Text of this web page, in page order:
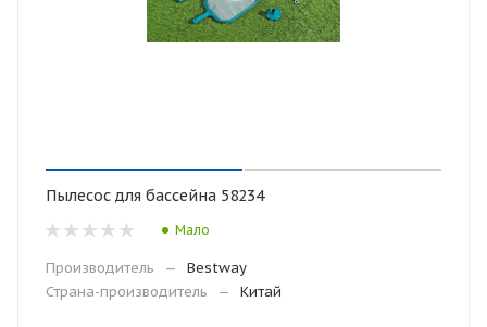
Пылесос для бассейна 58234
Мало
Производитель —
Bestway
Страна-производитель
— Китай